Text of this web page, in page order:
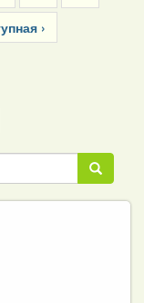
›
Пошук
Пошук